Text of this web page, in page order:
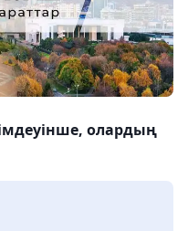
олардың